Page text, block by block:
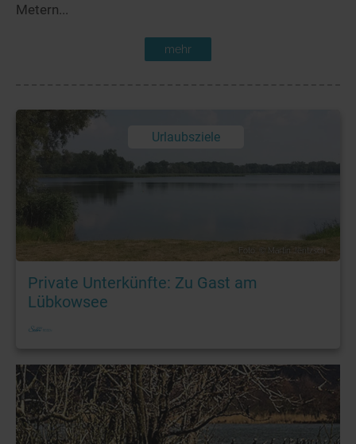
Metern...
mehr
Urlaubsziele
Foto: © Martin Jentzsch
Private Unterkünfte: Zu Gast am
Lübkowsee